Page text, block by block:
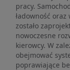
pracy.
ładowność
zostało
nowoczesne
kierowcy. W
obejmować
poprawiające